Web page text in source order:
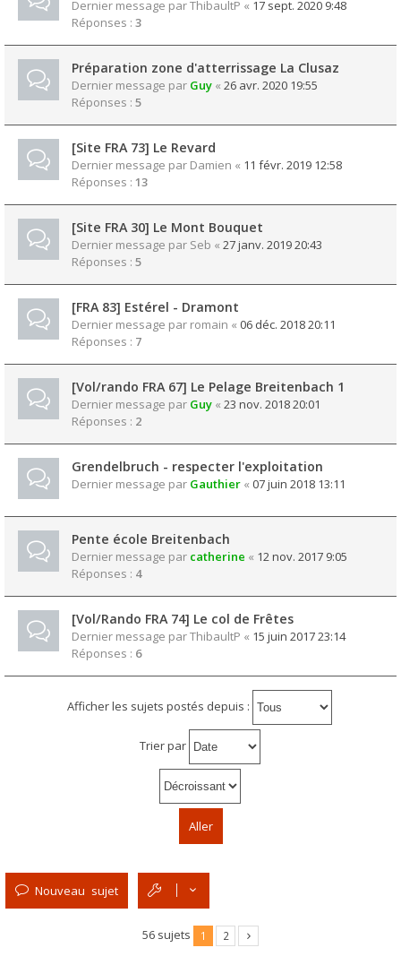
Dernier message parThibaultP « 17 sept. 2020 9:48
Réponses : 3
Préparation zone d'atterrissage La Clusaz
Dernier message par Guy « 26 avr. 2020 19:55
Réponses : 5
[Site FRA 73] Le Revard
Dernier message par Damien « 11 févr. 2019 12:58
Réponses : 13
[Site FRA 30] Le Mont Bouquet
Dernier message par Seb « 27 janv. 2019 20:43
Réponses : 5
[FRA 83] Estérel - Dramont
Dernier message par romain « 06 déc. 2018 20:11
Réponses : 7
[Vol/rando FRA 67] Le Pelage Breitenbach 1
Dernier message par Guy « 23 nov. 2018 20:01
Réponses : 2
Grendelbruch - respecter l'exploitation
Dernier message par Gauthier « 07 juin 2018 13:11
Pente école Breitenbach
Dernier message par catherine « 12 nov. 2017 9:05
Réponses : 4
[Vol/Rando FRA 74] Le col de Frêtes
Dernier message parThibaultP « 15 juin 2017 23:14
Réponses : 6
Afficher les sujets postés depuis :
Trier par
Nouveau sujet
56 sujets 1 2